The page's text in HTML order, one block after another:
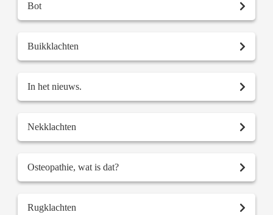
Bot
Buikklachten
In het nieuws.
Nekklachten
Osteopathie, wat is dat?
Rugklachten